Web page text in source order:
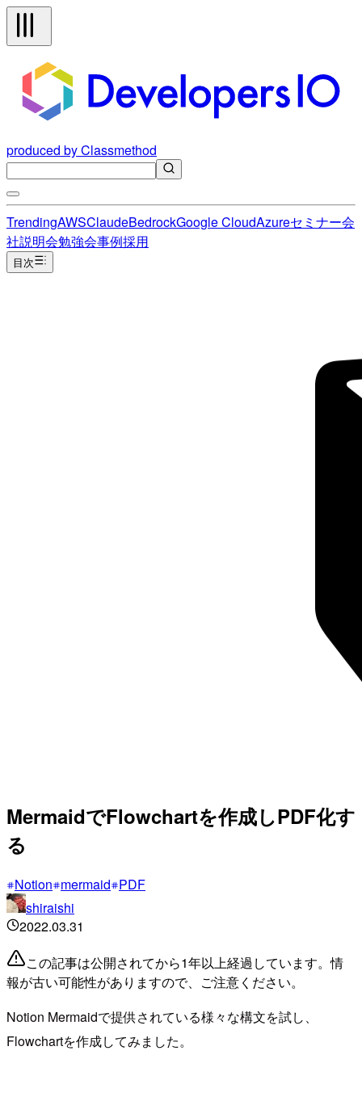
produced by Classmethod
TrendingAWSClaudeBedrockGoogle CloudAzureセミナー会
社説明会勉強会事例採用
目次
MermaidでFlowchartを作成しPDF化す
る
Notion mermaid PDF
shiraishi
2022.03.31
この記事は公開されてから1年以上経過しています。情
報が古い可能性がありますので、ご注意ください。
Notion Mermaidで提供されている様々な構文を試し、
Flowchartを作成してみました。